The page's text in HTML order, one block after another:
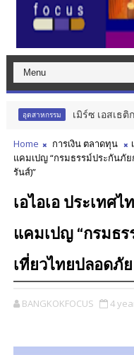
ตสาหกรรม เมิร์ซ เอสเธติกส์ จั
Home การเงิน ตลาดทุน
แคมเปญ “กรมธรรม์ประกันภั
รันส์)”
เอไอเอ ประเทศ
แคมเปญ “กรมธ
เที่ยวไทยปลอดภั
BANGKOKFOCUS 4